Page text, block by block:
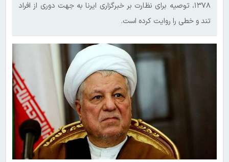
۱۳۷۸، توصیه برای نظارت بر خبرگزاری ایرنا به جهت دوری از افراد
تند و خطی را روایت کرده است.